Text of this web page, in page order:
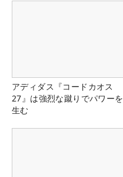
アディダス『コードカオス
27』は強烈な蹴りでパワーを
生む